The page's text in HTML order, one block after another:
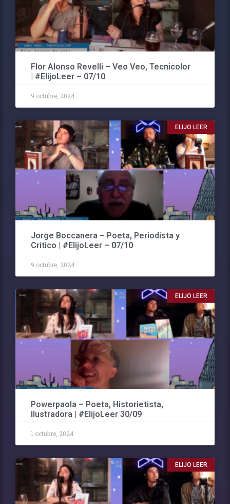
Flor Alonso Revelli – Veo Veo, Tecnicolor
| #ElijoLeer – 07/10
9 octubre, 2024
ELIJO LEER
Jorge Boccanera – Poeta, Periodista y
Critico | #ElijoLeer – 07/10
9 octubre, 2024
ELIJO LEER
Powerpaola – Poeta, Historietista,
Ilustradora | #ElijoLeer 30/09
1 octubre, 2024
ELIJO LEER